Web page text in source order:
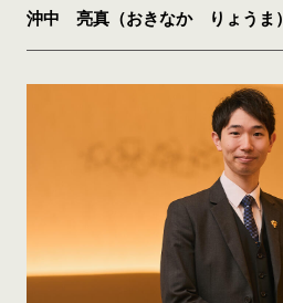
沖中 亮真（おきなか りょうま）